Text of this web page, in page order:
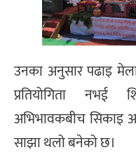
उनका अनुसार पढाइ
प्रतियोगिता नभई
अभिभावकबीच सिकाइ
साझा थलो बनेको छ।